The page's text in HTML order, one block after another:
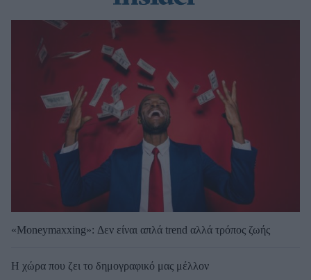
«Moneymaxxing»: Δεν είναι απλά trend αλλά τρόπος ζωής
Η χώρα που ζει το δημογραφικό μας μέλλον